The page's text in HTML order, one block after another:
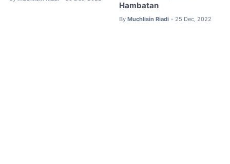
Hambatan
By Muchlisin Riadi • 25 Dec, 2022